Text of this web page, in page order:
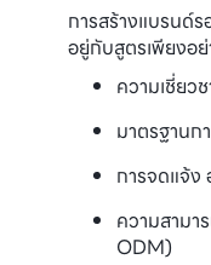
การสร้างแบรนด์ร
อยู่กับสูตรเพียงอ
ความเชี่ย
มาตรฐานก
การจดแจ้ง
ความสามา
ODM)